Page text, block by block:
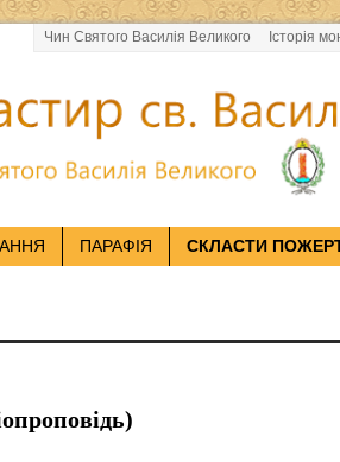
Чин Святого Василія Великого Історія
ПАРАФІЯ СКЛАСТИ